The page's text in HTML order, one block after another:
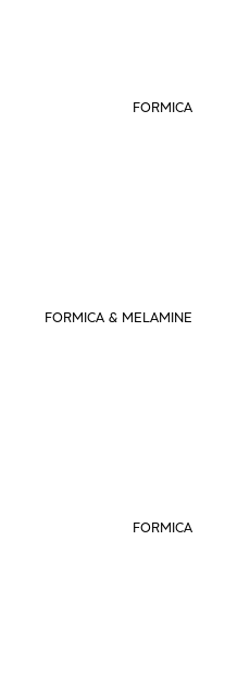
FORMICA
FORMICA & MELAMINE
FORMICA